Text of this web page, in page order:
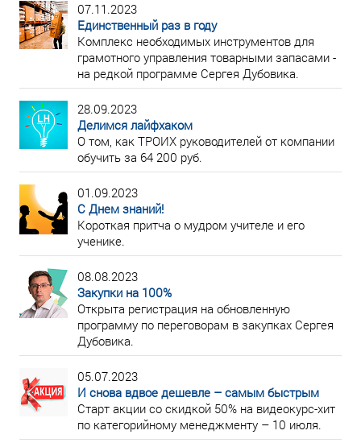
07.11.2023
Единственный раз в году
Комплекс необходимых инструментов для
грамотного управления товарными запасами -
на редкой программе Сергея Дубовика.
28.09.2023
Делимся лайфхаком
О том, как ТРОИХ руководителей от компании
обучить за 64 200 руб.
01.09.2023
С Днем знаний!
Короткая притча о мудром учителе и его
ученике.
08.08.2023
Закупки на 100%
Открыта регистрация на обновленную
программу по переговорам в закупках Сергея
Дубовика.
05.07.2023
И снова вдвое дешевле – самым быстрым
Старт акции со скидкой 50% на видеокурс-хит
по категорийному менеджменту – 10 июля.